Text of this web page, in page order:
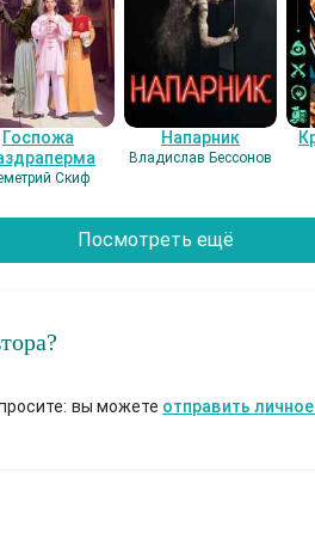
Госпожа
Скиф
Напарник
Владислав Бессонов
Посмотреть ещё
вы можете отправить